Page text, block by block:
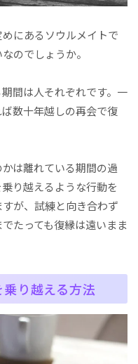
にあるソウルメイトで
のでしょうか。
間は人それぞれです。一
数十年越しの再会で復
は離れている期間の過
り越えるような行動を
が、試練と向き合わず
たっても復縁は遠いまま
り越える方法